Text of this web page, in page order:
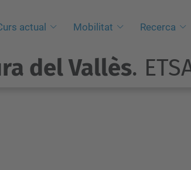
actual Mobilitat Recerca
del Vallès.